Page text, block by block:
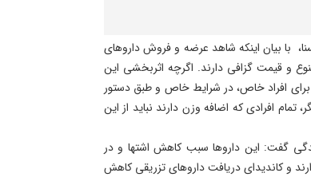
با بیان اینکه شاهد عرضه و فروش داروهای
و قیمت گزافی دارند. اگرچه اثربخشی این
برای افراد خاص، در شرایط خاص و طبق دستور
افرادی که اضافه وزن دارند نباید از این
گفت: این داروها سبب کاهش اشتها و در
و کاندیدای دریافت داروهای تزریقی کاهش